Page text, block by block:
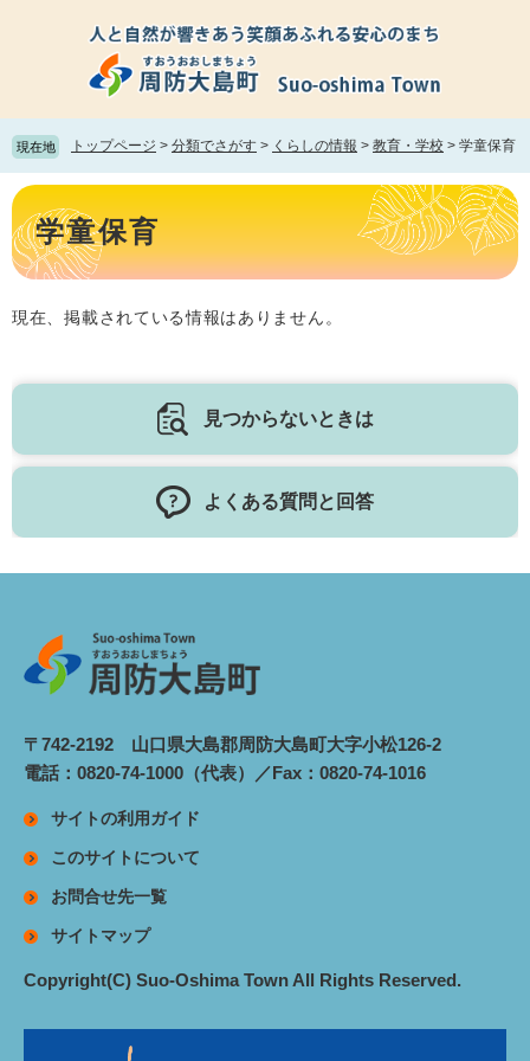
頭
で
す。
飛
ば
て
本
文
現在地 トップページ > 分類でさがす > くらしの情報 > 教育・学校 > 学童保育
本
文 学童保育
現在、掲載されている情報はありません。
見つからないときは
よくある質問と回答
〒742-2192 山口県大島郡周防大島町大字小松126-2
電話：0820-74-1000（代表）／Fax：0820-74-1016
サイトの利用ガイド
このサイトについて
お問合せ先一覧
サイトマップ
Copyright(C) Suo-Oshima Town All Rights Reserved.